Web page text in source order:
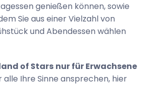
genießen können, sowie
Sie aus einer Vielzahl von
und Abendessen wählen
of Stars nur für Erwachsene
Ihre Sinne ansprechen, hier